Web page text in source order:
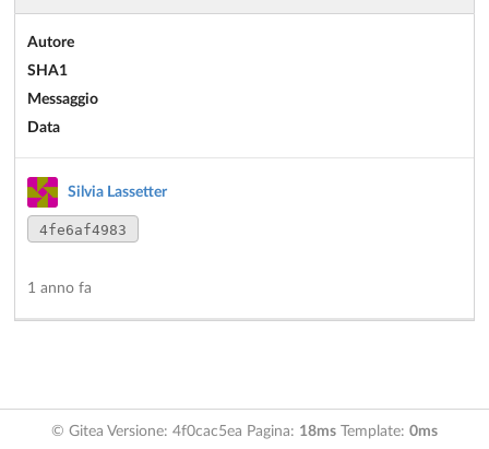
Autore
SHA1
Messaggio
Data
Silvia Lassetter
4fe6af4983
1 anno fa
© Gitea Versione: 4f0cac5ea Pagina: 18ms Template: 0ms